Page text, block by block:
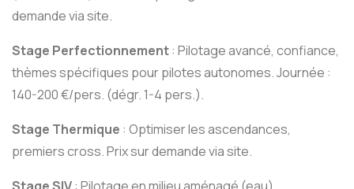
demande via site.
Stage Perfectionnement: Pilotage avancé, confiance,
thèmes spécifiques pour pilotes autonomes. Journée :
140-200 €/pers. (dégr. 1-4 pers.).
Stage Thermique : Optimiser les ascendances,
premiers cross. Prix sur demande via site.